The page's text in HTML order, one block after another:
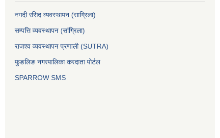
नगदी रसिद व्यवस्थापन (साग्रिला)
सम्पत्ति व्यवस्थापन (सांग्रिला)
राजश्व व्यवस्थापन प्रणाली (SUTRA)
फुङलिङ नगरपालिका करदाता पोर्टल
SPARROW SMS